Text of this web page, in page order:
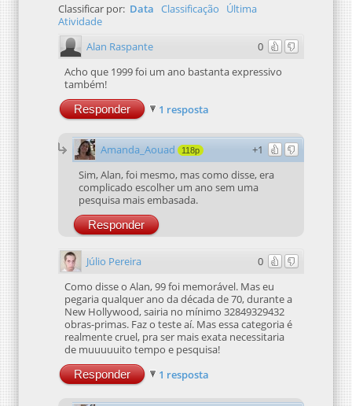
Classificar por: Data Classificação
Última
Atividade
0
Alan Raspante
Acho que 1999 foi um ano bastanta expressivo
também!
Responder 1 resposta
+1
Amanda_Aouad 118p
Sim, Alan, foi mesmo, mas como disse, era
complicado escolher um ano sem uma
pesquisa mais embasada.
Responder
0
Júlio Pereira
Como disse o Alan, 99 foi memorável. Mas eu
pegaria qualquer ano da década de 70, durante a
New Hollywood, sairia no mínimo 32849329432
obras-primas. Faz o teste aí. Mas essa categoria é
realmente cruel, pra ser mais exata necessitaria
de muuuuuito tempo e pesquisa!
Responder 1 resposta